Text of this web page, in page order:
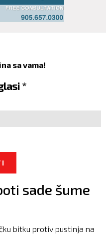
sa vama!
*
sade šume
bitku protiv pustinja na